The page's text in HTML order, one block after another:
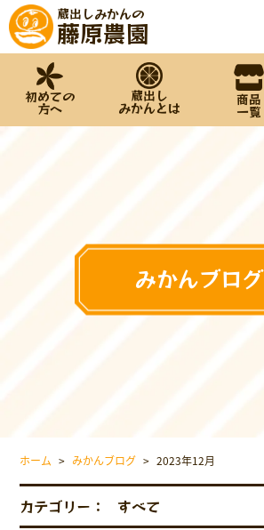
蔵出しみかんの
藤原農園
みかんブログ
お問い合わせ
プライバシーポリシー
初めての
方へ
蔵出し
みかんとは 商品
一覧
みかんブログ
ホーム > みかんブログ > 2023年12月
カテゴリー：